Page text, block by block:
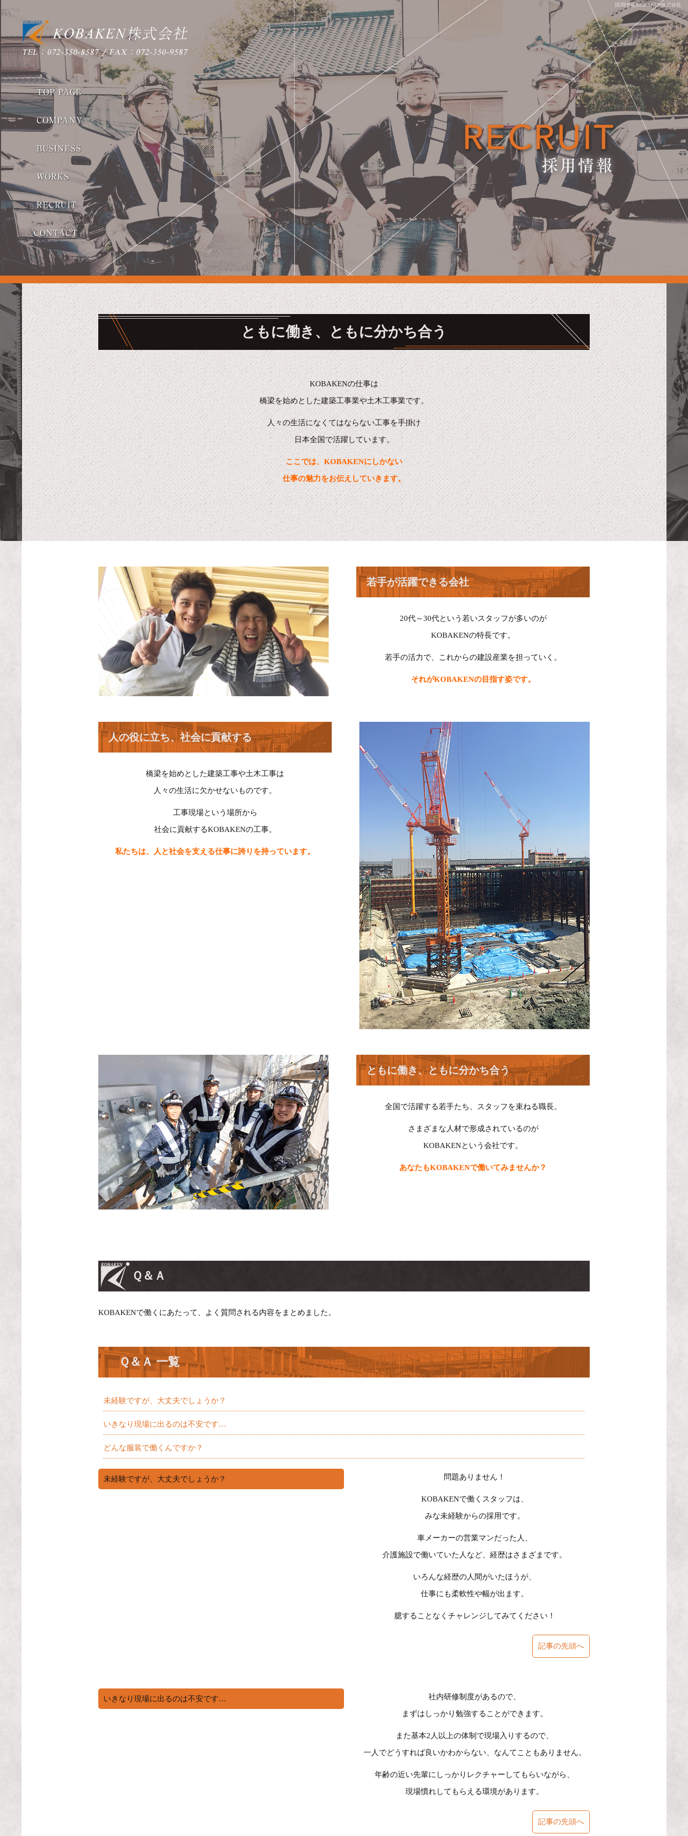
採用情報|KOBAKEN株式会社
ともに働き、ともに分かち合う
KOBAKENの仕事は
橋梁を始めとした建築工事業や土木工事業です。
人々の生活になくてはならない工事を手掛け
日本全国で活躍しています。
ここでは、KOBAKENにしかない
仕事の魅力をお伝えしていきます。
若手が活躍できる会社
20代～30代という若いスタッフが多いのが
KOBAKENの特長です。
若手の活力で、これからの建設産業を担っていく。
それがKOBAKENの目指す姿です。
人の役に立ち、社会に貢献する
橋梁を始めとした建築工事や土木工事は
人々の生活に欠かせないものです。
工事現場という場所から
社会に貢献するKOBAKENの工事。
私たちは、人と社会を支える仕事に誇りを持っています。
ともに働き、ともに分かち合う
全国で活躍する若手たち、スタッフを束ねる職長。
さまざまな人材で形成されているのが
KOBAKENという会社です。
あなたもKOBAKENで働いてみませんか？
Ｑ＆Ａ
KOBAKENで働くにあたって、よく質問される内容をまとめました。
Ｑ＆Ａ 一覧
未経験ですが、大丈夫でしょうか？
いきなり現場に出るのは不安です…
どんな服装で働くんですか？
未経験ですが、大丈夫でしょうか？ 問題ありません！
KOBAKENで働くスタッフは、
みな未経験からの採用です。
車メーカーの営業マンだった人、
介護施設で働いていた人など、経歴はさまざまです。
いろんな経歴の人間がいたほうが、
仕事にも柔軟性や幅が出ます。
臆することなくチャレンジしてみてください！
記事の先頭へ
いきなり現場に出るのは不安です… 社内研修制度があるので、
まずはしっかり勉強することができます。
また基本2人以上の体制で現場入りするので、
一人でどうすれば良いかわからない、なんてこともありません。
年齢の近い先輩にしっかりレクチャーしてもらいながら、
現場慣れしてもらえる環境があります。
記事の先頭へ